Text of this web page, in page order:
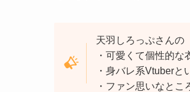
天羽しろっぷさんの
・可愛くて個性的な
・身バレ系Vtuberと
・ファン思いなとこ